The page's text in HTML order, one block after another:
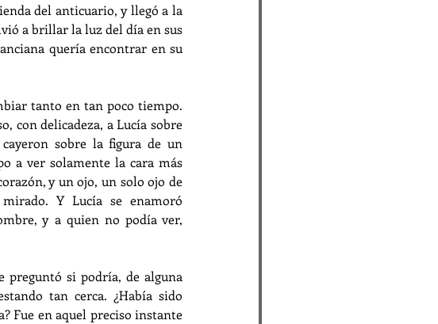
del anticuario, y llegó a la
a brillar la luz del día en sus
quería encontrar en su
tanto en tan poco tiempo.
con delicadeza, a Lucía sobre
sobre la figura de un
a ver solamente la cara más
y un ojo, un solo ojo de
Y Lucía se enamoró
y a quien no podía ver,
preguntó si podría, de alguna
tan cerca. ¿Había sido
Fue en aquel preciso instante